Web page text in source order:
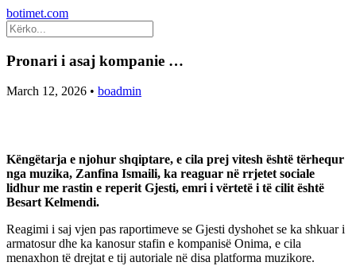
botimet.com
Pronari i asaj kompanie …
March 12, 2026 • boadmin
Këngëtarja e njohur shqiptare, e cila prej vitesh është tërhequr
nga muzika, Zanfina Ismaili, ka reaguar në rrjetet sociale
lidhur me rastin e reperit Gjesti, emri i vërtetë i të cilit është
Besart Kelmendi.
Reagimi i saj vjen pas raportimeve se Gjesti dyshohet se ka shkuar i
armatosur dhe ka kanosur stafin e kompanisë Onima, e cila
menaxhon të drejtat e tij autoriale në disa platforma muzikore.